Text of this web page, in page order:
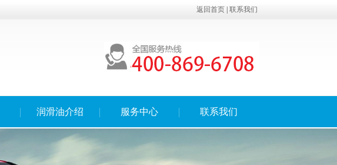
返回首页 联系我们
润滑油介绍 服务中心 联系我们